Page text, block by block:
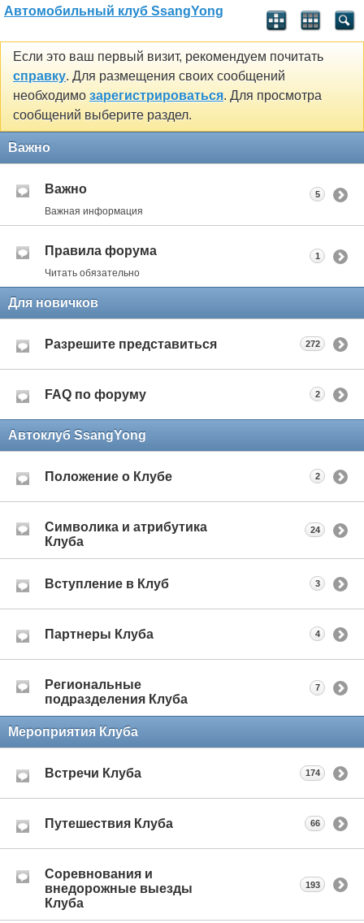
Автомобильный клуб SsangYong
Если это ваш первый визит, рекомендуем почитать
справку. Для размещения своих сообщений
необходимо зарегистрироваться. Для просмотра
сообщений выберите раздел.
Важно
Важно
Важная информация
5
Правила форума
Читать обязательно
1
Для новичков
Разрешите представиться 272
FAQ по форуму 2
Автоклуб SsangYong
Положение о Клубе 2
Символика и атрибутика
Клуба
24
Вступление в Клуб 3
Партнеры Клуба 4
Региональные
подразделения Клуба
7
Мероприятия Клуба
Встречи Клуба 174
Путешествия Клуба 66
Соревнования и
внедорожные выезды
Клуба
193